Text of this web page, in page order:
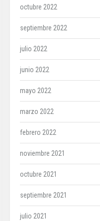
octubre 2022
septiembre 2022
julio 2022
junio 2022
mayo 2022
marzo 2022
febrero 2022
noviembre 2021
octubre 2021
septiembre 2021
julio 2021